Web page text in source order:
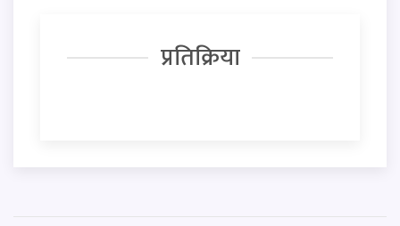
प्रतिक्रिया